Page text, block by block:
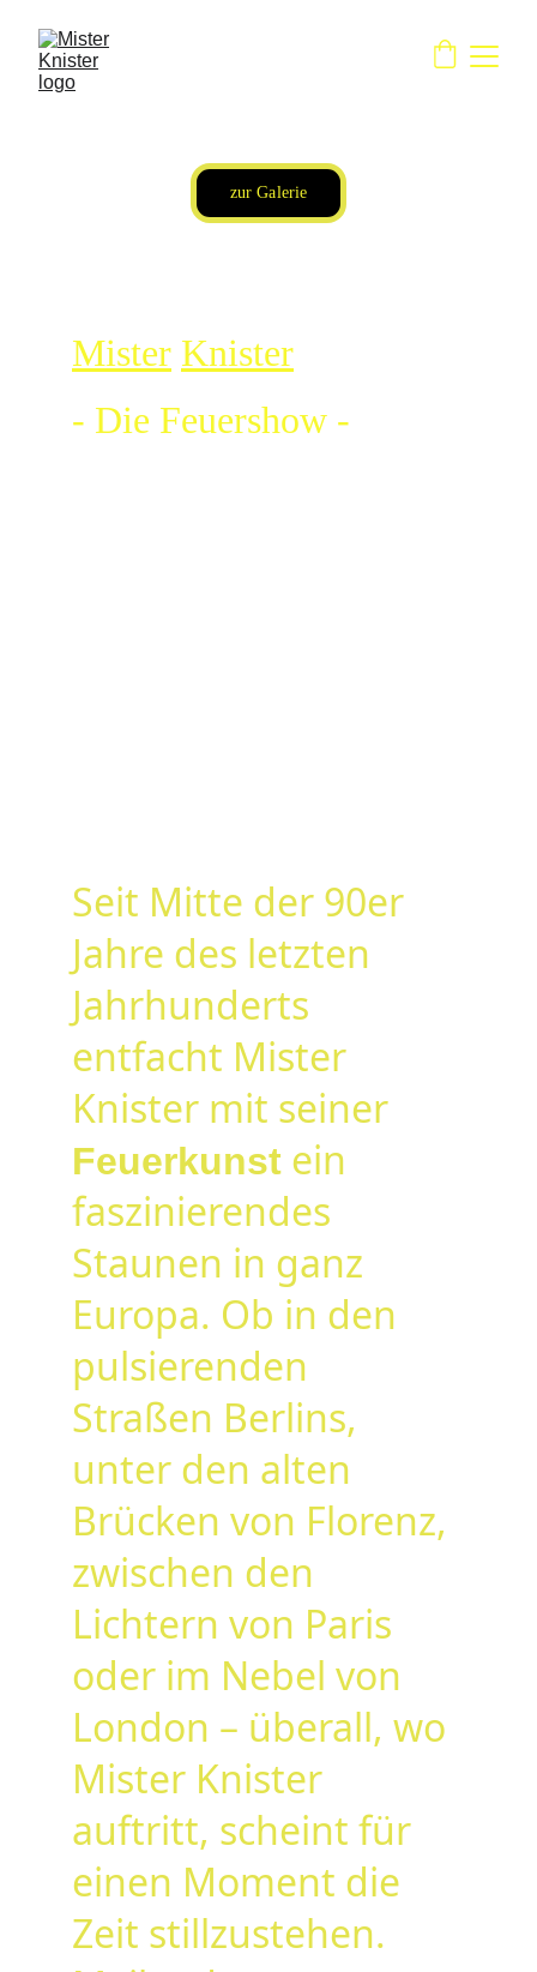
Mister Knister
- Die Feuershow -
Seit Mitte der 90er
Jahre des letzten
Jahrhunderts
entfacht Mister
Knister mit seiner
Feuerkunst ein
faszinierendes
Staunen in ganz
Europa. Ob in den
pulsierenden
Straßen Berlins,
unter den alten
Brücken von Florenz,
zwischen den
Lichtern von Paris
oder im Nebel von
London – überall, wo
Mister Knister
auftritt, scheint für
einen Moment die
Zeit stillzustehen.
zur Galerie